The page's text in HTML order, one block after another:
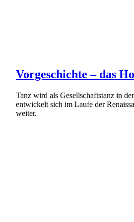
Vorgeschichte – das
Tanz wird als Gesellschaftstanz in
entwickelt sich im Laufe der
weiter.